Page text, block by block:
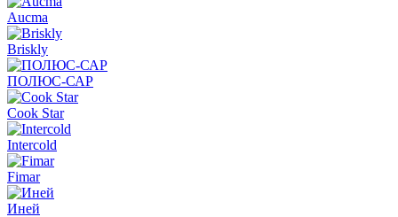
Aucma
Briskly
ПОЛЮС-САР
Cook Star
Intercold
Fimar
Иней